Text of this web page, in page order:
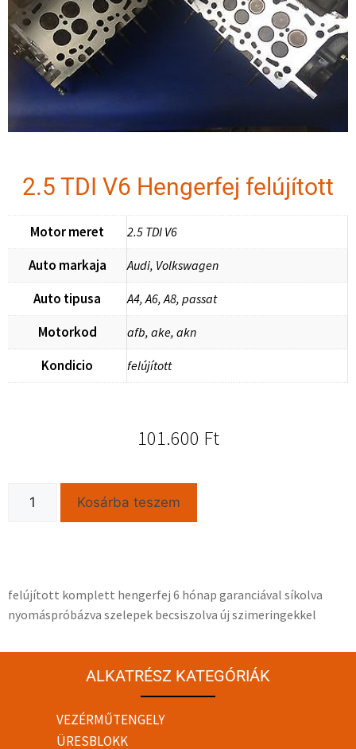
2.5 TDI V6 Hengerfej felújított
Motor meret 2.5 TDI V6
Auto markaja Audi, Volkswagen
Auto tipusa A4, A6, A8, passat
Motorkod afb, ake, akn
Kondicio felújított
101.600 Ft
Kosárba teszem
felújított komplett hengerfej 6 hónap garanciával síkolva
nyomáspróbázva szelepek becsiszolva új szimeringekkel
ALKATRÉSZ KATEGÓRIÁK
VEZÉRMŰTENGELY
ÜRESBLOKK